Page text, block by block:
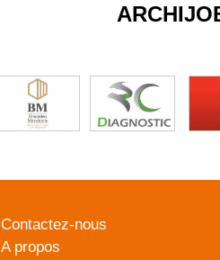
Contactez-nous
A propos